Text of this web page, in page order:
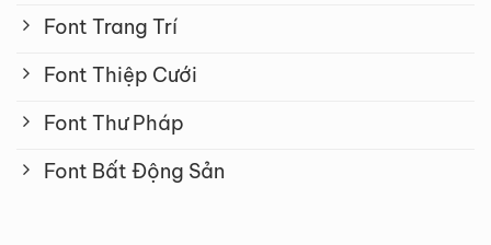
Font Trang Trí
Font Thiệp Cưới
Font Thư Pháp
Font Bất Động Sản